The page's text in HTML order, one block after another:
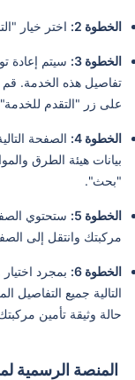
الخطوة 2: اختر خيار
الخطوة 3:
سيتم إعادة
تفاصيل هذه الخدمة. قم
على زر "التقدم
الخطوة 4:
الصفحة
بيانات هيئة الطرق
"بحث".
الخطوة 5:
ستحتوي
مركبتك وانتقل إلى
الخطوة 6:
بمجرد
التالية جميع التفاصيل
حالة وثيقة تأمين
المنصة الرسمية